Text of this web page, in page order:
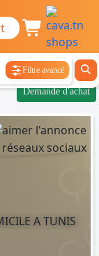
Filtre avancé
Demande d'achat